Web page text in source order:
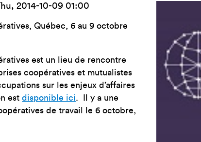
2014-10-09 01:00
Québec, 6 au 9 octobre
est un lieu de rencontre
coopératives et mutualistes
sur les enjeux d’affaires
estdisponible ici. Il y a une
de travail le 6 octobre,